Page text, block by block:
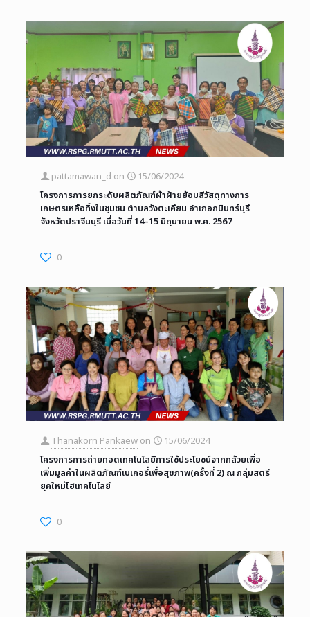
pattamawan_d on
15/06/2024
โครงการการยกระดับผลิตภัณฑ์ผ้าฝ้ายย้อมสีวัสดุทางการ
เกษตรเหลือทิ้งในชุมชน ตำบลวังตะเคียน อำเภอกบินทร์บุรี
จังหวัดปราจีนบุรี เมื่อวันที่ 14–15 มิถุนายน พ.ศ. 2567
0
Thanakorn Pankaew on
15/06/2024
โครงการการถ่ายทอดเทคโนโลยีการใช้ประโยชน์จากกล้วยเพื่อ
เพิ่มมูลค่าในผลิตภัณฑ์เบเกอรี่เพื่อสุขภาพ(ครั้งที่ 2) ณ กลุ่มสตรี
ยุคใหม่ไฮเทคโนโลยี
0